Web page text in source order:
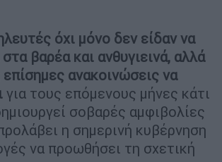
όχι μόνο δεν είδαν να
βαρέα και ανθυγιεινά, αλλά
επίσημες ανακοινώσεις να
για τους επόμενους μήνες κάτι
σοβαρές αμφιβολίες
η σημερινή κυβέρνηση
να προωθήσει τη σχετική